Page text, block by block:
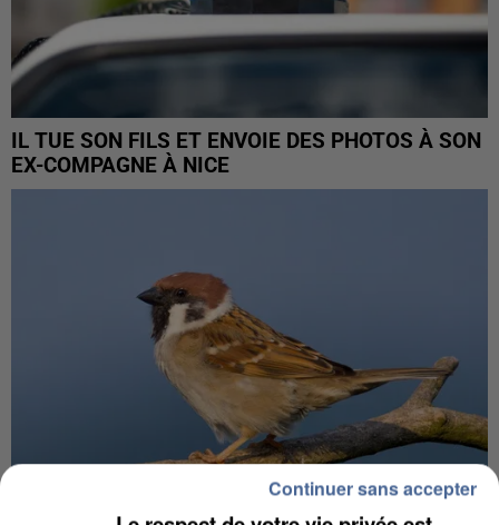
IL TUE SON FILS ET ENVOIE DES PHOTOS À SON
EX-COMPAGNE À NICE
Continuer sans accepter